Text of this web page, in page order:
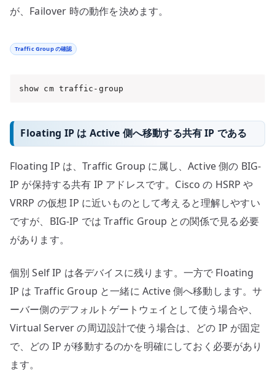
が、Failover 時の動作を決めます。
Traffic Group の確認
show cm traffic-group
Floating IP は Active 側へ移動する共有 IP である
Floating IP は、Traffic Group に属し、Active 側の BIG-
IP が保持する共有 IP アドレスです。Cisco の HSRP や
VRRP の仮想 IP に近いものとして考えると理解しやすい
ですが、BIG-IP では Traffic Group との関係で見る必要
があります。
個別 Self IP は各デバイスに残ります。一方で Floating
IP は Traffic Group と一緒に Active 側へ移動します。サ
ーバー側のデフォルトゲートウェイとして使う場合や、
Virtual Server の周辺設計で使う場合は、どの IP が固定
で、どの IP が移動するのかを明確にしておく必要があり
ます。